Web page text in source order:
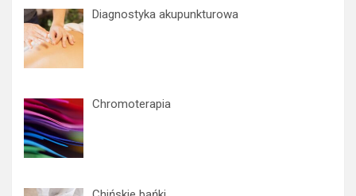
c
h
Diagnostyka akupunkturowa
Chromoterapia